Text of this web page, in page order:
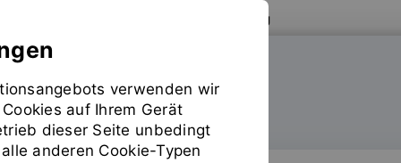
Zur Website der OTH Regensburg
FAKULTÄT MASCHINENBAU
verwenden wir
auf Ihrem Gerät
dieser Seite unbedingt
anderen Cookie-Typen